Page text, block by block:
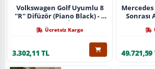
Volkswagen Golf Uyumlu 8
''R'' Difüzör (Piano Black) - 4
Paket İçin)
Ücretsiz Kargo
3.302,11 TL
Mercedes
Sonrası
49.721,59